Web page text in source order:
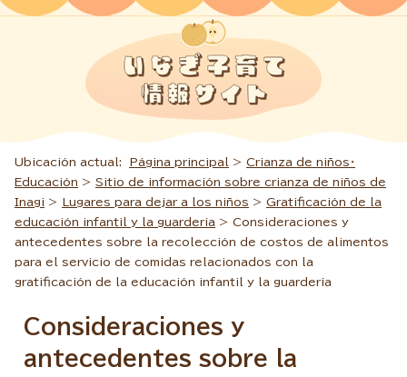
Ubicación actual: Página principal > Crianza de niños・
Educación > Sitio de información sobre crianza de niños de
Inagi > Lugares para dejar a los niños > Gratificación de la
educación infantil y la guardería > Consideraciones y
antecedentes sobre la recolección de costos de alimentos
para el servicio de comidas relacionados con la
gratificación de la educación infantil y la guardería
Consideraciones y
antecedentes sobre la